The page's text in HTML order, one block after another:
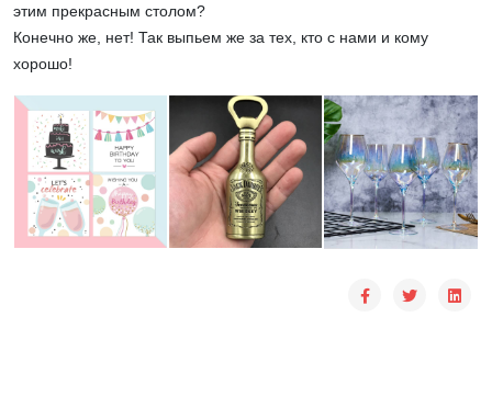
этим прекрасным столом?
Конечно же, нет! Так выпьем же за тех, кто с нами и кому
хорошо!